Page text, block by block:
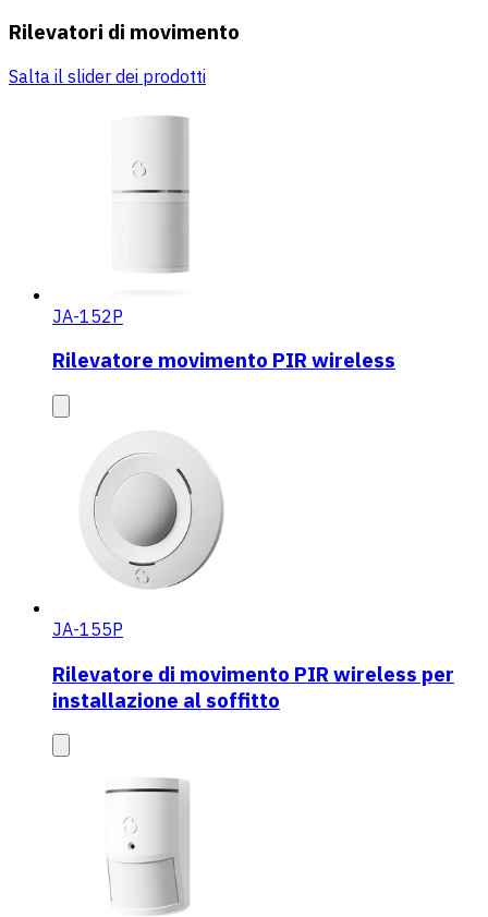
Rilevatori di movimento
Salta il slider dei prodotti
JA-152P
Rilevatore movimento PIR wireless
JA-155P
Rilevatore di movimento PIR wireless per
installazione al soffitto